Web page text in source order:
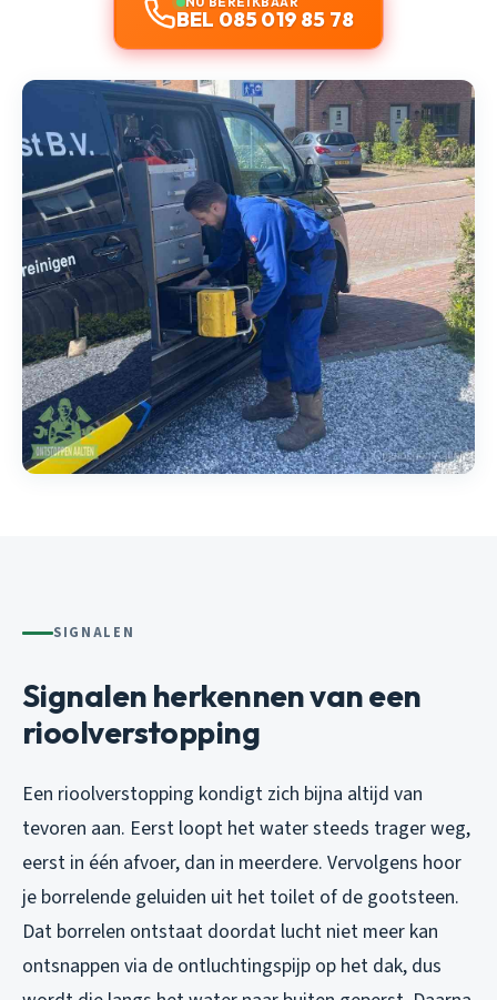
BEL 085 019 85 78
SIGNALEN
Signalen herkennen van een
rioolverstopping
Een rioolverstopping kondigt zich bijna altijd van
tevoren aan. Eerst loopt het water steeds trager weg,
eerst in één afvoer, dan in meerdere. Vervolgens hoor
je borrelende geluiden uit het toilet of de gootsteen.
Dat borrelen ontstaat doordat lucht niet meer kan
ontsnappen via de ontluchtingspijp op het dak, dus